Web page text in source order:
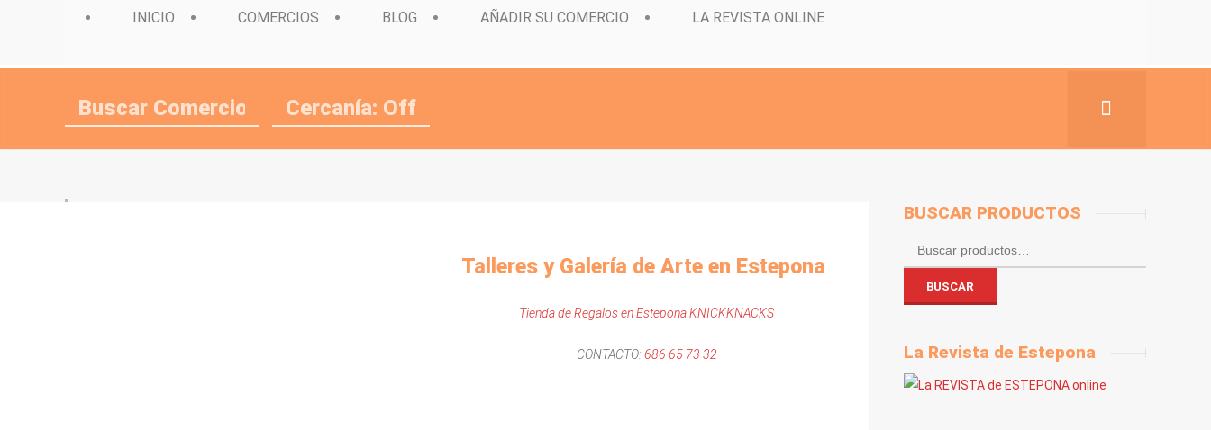
INICIO COMERCIOS BLOG AÑADIR SU COMERCIO LA REVISTA ONLINE
Cercanía: Off
Talleres y Galería de Arte en Estepona
Tienda de Regalos en Estepona KNICKKNACKS
CONTACTO:686 65 73 32
BUSCAR PRODUCTOS
Buscar
BUSCAR
La Revista de Estepona